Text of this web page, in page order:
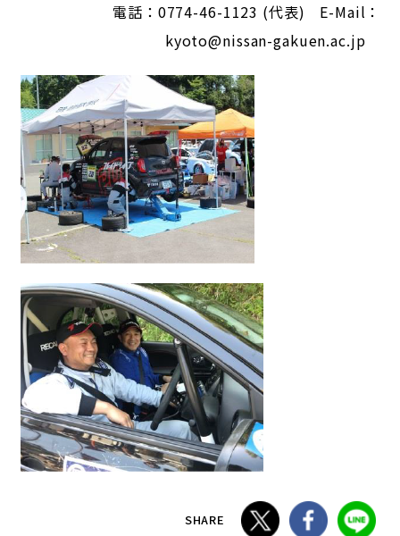
電話：0774-46-1123 (代表) E-Mail：
kyoto@nissan-gakuen.ac.jp
SHARE